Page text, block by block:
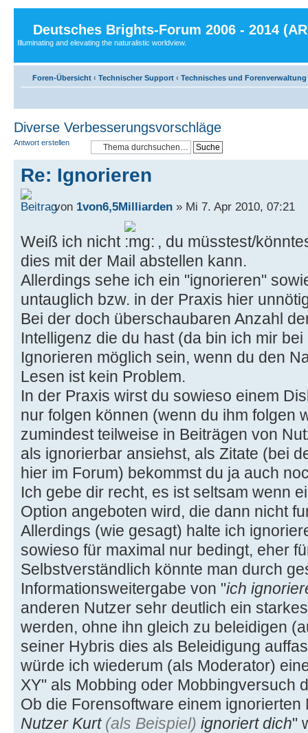
Deutsches Brights-Forum 2006 - 2014
Illuminating and elevating the naturalistic worldview.
Foren-Übersicht ‹ Technischer Support ‹ Technisches und Forenverwaltung
Diverse Verbesserungsvorschläge
Antwort erstellen
Re: Ignorieren
von 1von6,5Milliarden » Mi 7. Apr 2010, 07:21
Weiß ich nicht
, du müsstest/
dies mit der Mail abstellen kann.
Allerdings sehe ich ein "ignorieren"
untauglich bzw. in der Praxis hier
Bei der doch überschaubaren Anzahl
Intelligenz die du hast (da bin ich mir
Ignorieren möglich sein, wenn du den
Lesen ist kein Problem.
In der Praxis wirst du sowieso einem
nur folgen können (wenn du ihm folgen
zumindest teilweise in Beiträgen von
als ignorierbar ansiehst, als Zitate (bei
hier im Forum) bekommst du ja auch
Ich gebe dir recht, es ist seltsam wenn
Option angeboten wird, die dann nicht
Allerdings (wie gesagt) halte ich
sowieso für maximal nur bedingt, eher
Selbstverständlich könnte man durch
Informationsweitergabe von "ich
anderen Nutzer sehr deutlich ein
werden, ohne ihn gleich zu beleidigen
seiner Hybris dies als Beleidigung
würde ich wiederum (als Moderator)
XY" als Mobbing oder Mobbingversuch
Ob die Forensoftware einem ignorierten
Nutzer Kurt (als Beispiel) ignoriert dich"